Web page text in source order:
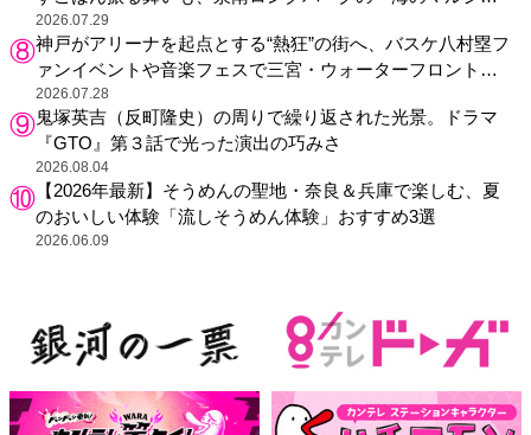
ェ」がリニューアル！
2026.07.29
神戸がアリーナを起点とする“熱狂”の街へ、バスケ八村塁フ
ァンイベントや音楽フェスで三宮・ウォーターフロントを
活性化
2026.07.28
鬼塚英吉（反町隆史）の周りで繰り返された光景。ドラマ
『GTO』第３話で光った演出の巧みさ
2026.08.04
【2026年最新】そうめんの聖地・奈良＆兵庫で楽しむ、夏
のおいしい体験「流しそうめん体験」おすすめ3選
2026.06.09